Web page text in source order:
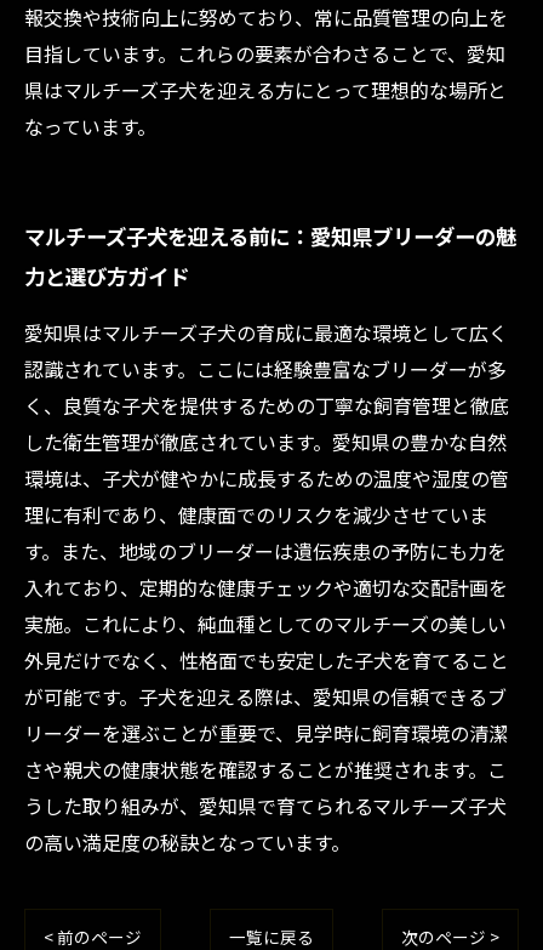
報交換や技術向上に努めており、常に品質管理の向上を
目指しています。これらの要素が合わさることで、愛知
県はマルチーズ子犬を迎える方にとって理想的な場所と
なっています。
マルチーズ子犬を迎える前に：愛知県ブリーダーの魅
力と選び方ガイド
愛知県はマルチーズ子犬の育成に最適な環境として広く
認識されています。ここには経験豊富なブリーダーが多
く、良質な子犬を提供するための丁寧な飼育管理と徹底
した衛生管理が徹底されています。愛知県の豊かな自然
環境は、子犬が健やかに成長するための温度や湿度の管
理に有利であり、健康面でのリスクを減少させていま
す。また、地域のブリーダーは遺伝疾患の予防にも力を
入れており、定期的な健康チェックや適切な交配計画を
実施。これにより、純血種としてのマルチーズの美しい
外見だけでなく、性格面でも安定した子犬を育てること
が可能です。子犬を迎える際は、愛知県の信頼できるブ
リーダーを選ぶことが重要で、見学時に飼育環境の清潔
さや親犬の健康状態を確認することが推奨されます。こ
うした取り組みが、愛知県で育てられるマルチーズ子犬
の高い満足度の秘訣となっています。
< 前のページ 一覧に戻る 次のページ >